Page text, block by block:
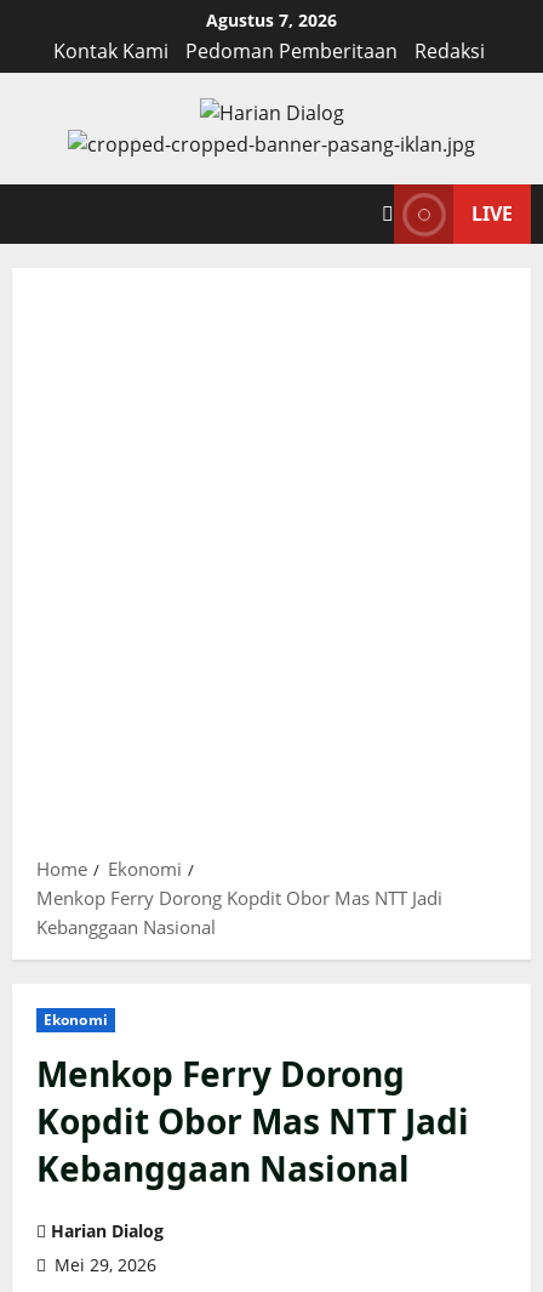
content
Agustus 7, 2026
Kontak Kami Pedoman Pemberitaan Redaksi
LIVE
Home
Ekonomi
Menkop Ferry Dorong Kopdit Obor Mas NTT Jadi
Kebanggaan Nasional
Ekonomi
Menkop Ferry Dorong
Kopdit Obor Mas NTT Jadi
Kebanggaan Nasional
Harian Dialog
Mei 29, 2026